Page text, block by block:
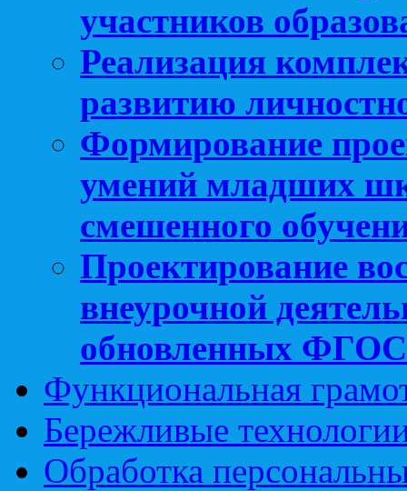
участников
Реализация
развитию
Формирование
умений младших
смешенного
Проектирование
внеурочной
обновленных
Функциональная
Бережливые
Обработка